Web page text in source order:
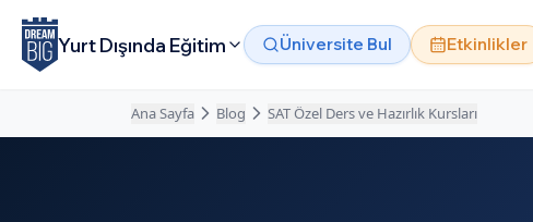
Ana içeriğe atla
Yurt Dışında Eğitim Üniversite Bul Etkinlikler
Ana Sayfa Blog SAT Özel Ders ve Hazırlık Kursları